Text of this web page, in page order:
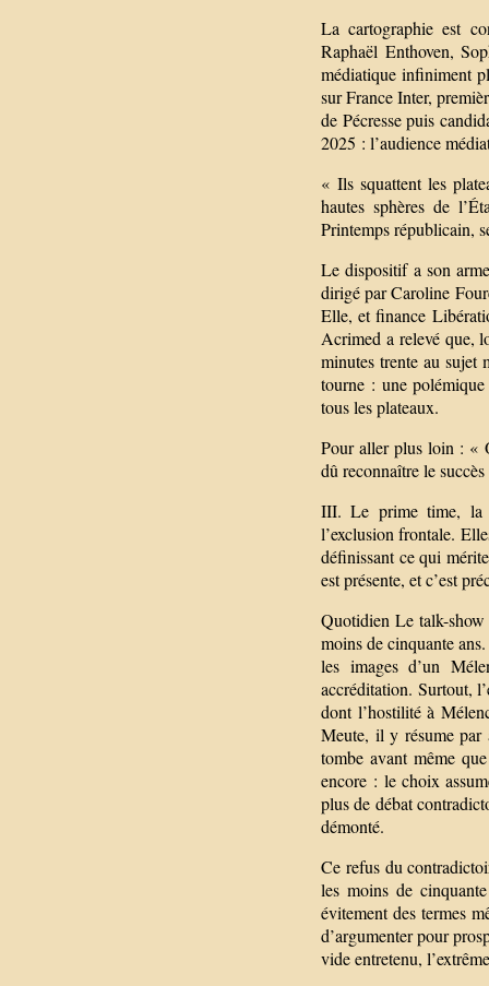
La cartographie est
Raphaël Enthoven,
médiatique infiniment
sur France Inter,
de Pécresse puis
2025 : l’audience
« Ils squattent les
hautes sphères de
Printemps républicain,
Le dispositif a son
dirigé par Caroline
Elle, et finance
Acrimed a relevé que,
minutes trente au sujet
tourne : une
tous les plateaux.
Pour aller plus loin : «
dû reconnaître le
III. Le prime time, la
l’exclusion frontale.
définissant ce qui
est présente, et c’est
Quotidien Le talk-
moins de cinquante
les images d’un
accréditation. Surtout,
dont l’hostilité à
Meute, il y résume par
tombe avant même
encore : le choix
plus de débat
démonté.
Ce refus du
les moins de
évitement des termes
d’argumenter pour
vide entretenu,